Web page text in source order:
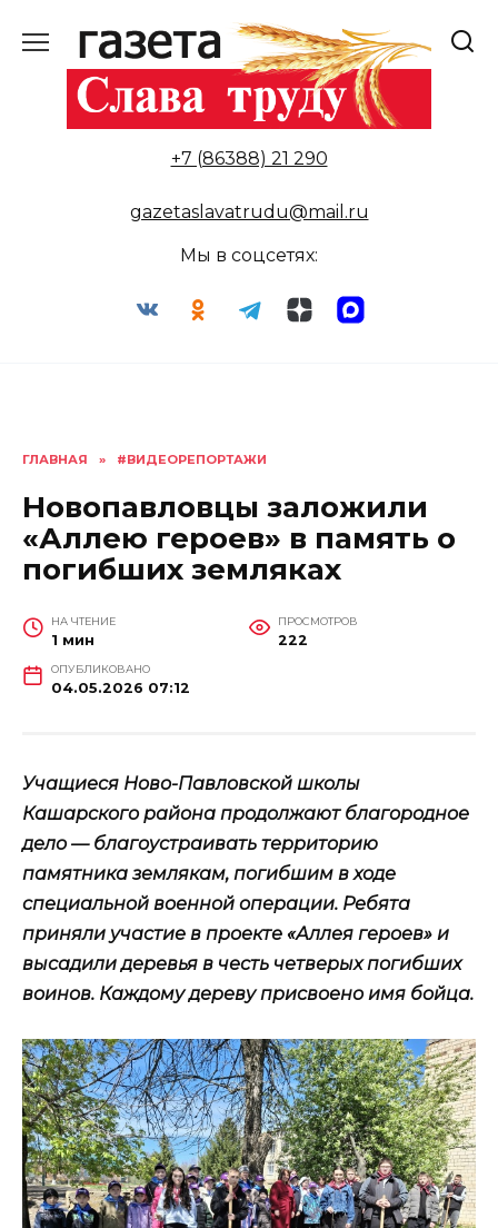
содержанию
+7 (86388) 21 290
gazetaslavatrudu@mail.ru
Мы в соцсетях:
ГЛАВНАЯ » #ВИДЕОРЕПОРТАЖИ
Новопавловцы заложили
«Аллею героев» в память о
погибших земляках
НА ЧТЕНИЕ
1 мин
ПРОСМОТРОВ
222
ОПУБЛИКОВАНО
04.05.2026 07:12
Учащиеся Ново-Павловской школы
Кашарского района продолжают благородное
дело — благоустраивать территорию
памятника землякам, погибшим в ходе
специальной военной операции. Ребята
приняли участие в проекте «Аллея героев» и
высадили деревья в честь четверых погибших
воинов. Каждому дереву присвоено имя бойца.